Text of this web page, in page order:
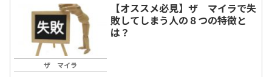
ザ マイラ
【オススメ必見】ザ マイラで失
敗してしまう人の８つの特徴と
は？